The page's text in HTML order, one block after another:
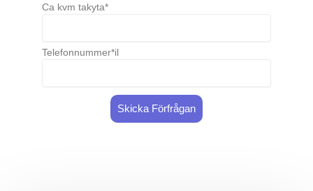
Ca kvm takyta*
Telefonnummer*il
Skicka Förfrågan